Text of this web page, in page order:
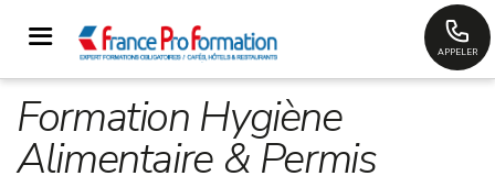
APPELER
Formation Hygiène
Alimentaire & Permis